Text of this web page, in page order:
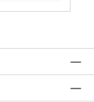
zählen
Gerbstoff,